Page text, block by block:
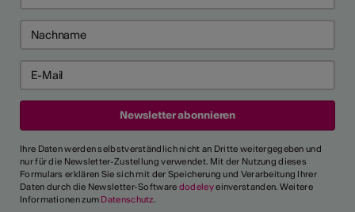
Ihre Daten werden selbstverständlich nicht an Dritte weitergegeben und
nur für die Newsletter-Zustellung verwendet. Mit der Nutzung dieses
Formulars erklären Sie sich mit der Speicherung und Verarbeitung Ihrer
Daten durch die Newsletter-Software dodeleyeinverstanden. Weitere
Informationen zum Datenschutz.